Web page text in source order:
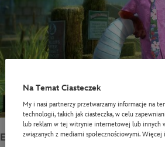
DISNEY+
Na Temat Ciasteczek
My i nasi partnerzy przetwarzamy informacje na
technologii, takich jak ciasteczka, w celu
lub reklam w tej witrynie internetowej lub innych
związanych z mediami społecznościowymi.